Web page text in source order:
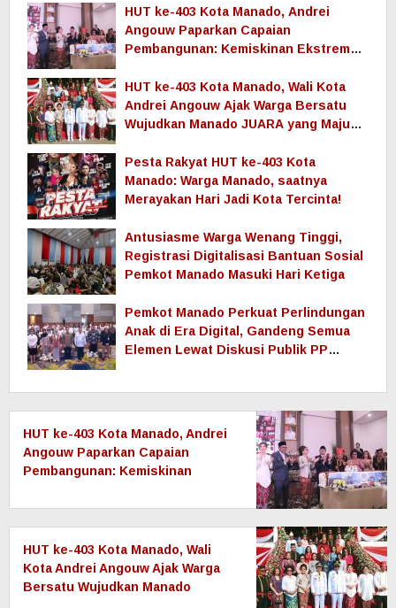
HUT ke-403 Kota Manado, Andrei
Angouw Paparkan Capaian
Pembangunan: Kemiskinan Ekstrem
HUT ke-403 Kota Manado, Wali Kota
Andrei Angouw Ajak Warga Bersatu
Wujudkan Manado JUARA yang Maju
Pesta Rakyat HUT ke-403 Kota
Manado: Warga Manado, saatnya
Merayakan Hari Jadi Kota Tercinta!
Antusiasme Warga Wenang Tinggi,
Registrasi Digitalisasi Bantuan Sosial
Pemkot Manado Masuki Hari Ketiga
Pemkot Manado Perkuat Perlindungan
Anak di Era Digital, Gandeng Semua
Elemen Lewat Diskusi Publik PP
HUT ke-403 Kota Manado, Andrei
Angouw Paparkan Capaian
Pembangunan: Kemiskinan
Tumbuh
HUT ke-403 Kota Manado, Wali
Kota Andrei Angouw Ajak Warga
Bersatu Wujudkan Manado